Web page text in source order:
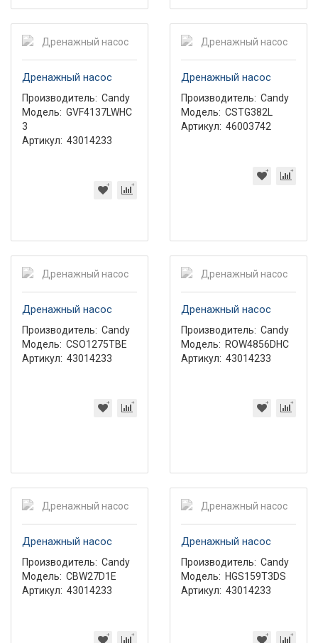
Дренажный насос
Производитель: Candy
Модель: GVF4137LWHC
3
Артикул: 43014233
Дренажный насос
Производитель: Candy
Модель: CSTG382L
Артикул: 46003742
Дренажный насос
Производитель: Candy
Модель: CSO1275TBE
Артикул: 43014233
Дренажный насос
Производитель: Candy
Модель: ROW4856DHC
Артикул: 43014233
Дренажный насос
Производитель: Candy
Модель: CBW27D1E
Артикул: 43014233
Дренажный насос
Производитель: Candy
Модель: HGS159T3DS
Артикул: 43014233